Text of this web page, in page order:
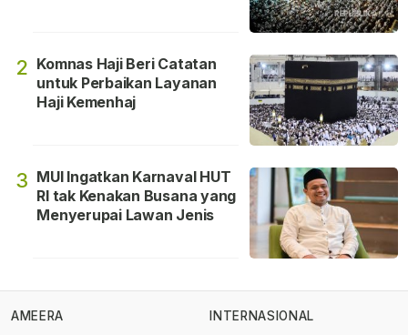
2 Komnas Haji Beri Catatan
untuk Perbaikan Layanan
Haji Kemenhaj
3 MUI Ingatkan Karnaval HUT
RI tak Kenakan Busana yang
Menyerupai Lawan Jenis
AMEERA
INTERNASIONAL